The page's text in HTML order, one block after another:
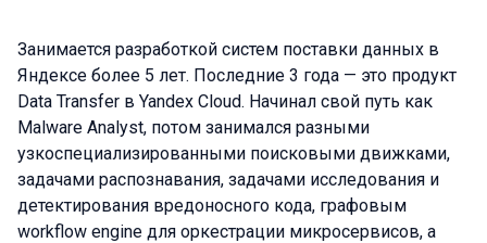
Занимается разработкой систем поставки данных в
Яндексе более 5 лет. Последние 3 года — это продукт
Data Transfer в Yandex Cloud. Начинал свой путь как
Malware Analyst, потом занимался разными
узкоспециализированными поисковыми движками,
задачами распознавания, задачами исследования и
детектирования вредоносного кода, графовым
workflow engine для оркестрации микросервисов, а